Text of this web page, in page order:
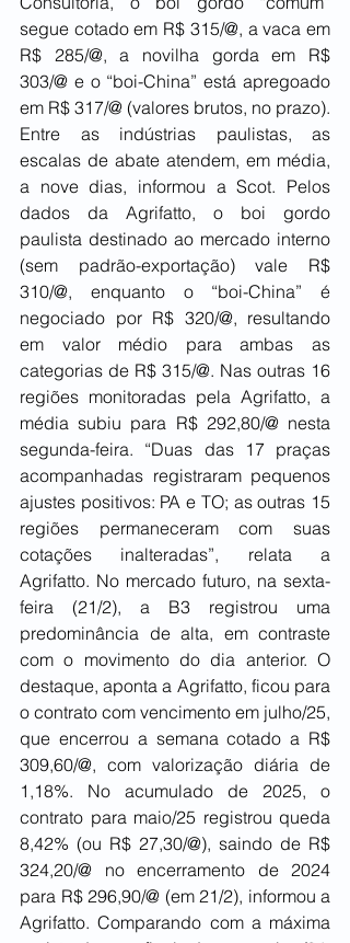
segue cotado em R$ 315/@, a vaca em
R$ 285/@, a novilha gorda em R$
303/@ e o “boi-China” está apregoado
em R$ 317/@ (valores brutos, no prazo).
Entre as indústrias paulistas, as
escalas de abate atendem, em média,
a nove dias, informou a Scot. Pelos
dados da Agrifatto, o boi gordo
paulista destinado ao mercado interno
(sem padrão-exportação) vale R$
310/@, enquanto o “boi-China” é
negociado por R$ 320/@, resultando
em valor médio para ambas as
categorias de R$ 315/@. Nas outras 16
regiões monitoradas pela Agrifatto, a
média subiu para R$ 292,80/@ nesta
segunda-feira. “Duas das 17 praças
acompanhadas registraram pequenos
ajustes positivos: PA e TO; as outras 15
regiões permaneceram com suas
cotações inalteradas”, relata a
Agrifatto. No mercado futuro, na sexta-
feira (21/2), a B3 registrou uma
predominância de alta, em contraste
com o movimento do dia anterior. O
destaque, aponta a Agrifatto, ficou para
o contrato com vencimento em julho/25,
que encerrou a semana cotado a R$
309,60/@, com valorização diária de
1,18%. No acumulado de 2025, o
contrato para maio/25 registrou queda
8,42% (ou R$ 27,30/@), saindo de R$
324,20/@ no encerramento de 2024
para R$ 296,90/@ (em 21/2), informou a
Agrifatto. Comparando com a máxima